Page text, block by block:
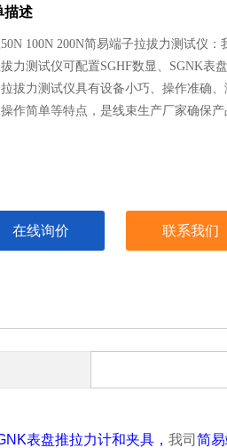
描述
100N 200N简易端子拉拔力测试仪：
力测试仪可配置SGHF数显、SGNK表
拔力测试仪具有设备小巧、操作准确
作简单等特点，是线束生产厂家确保产
在线询价 联系我们
表盘推拉力计和夹具， 我司 简